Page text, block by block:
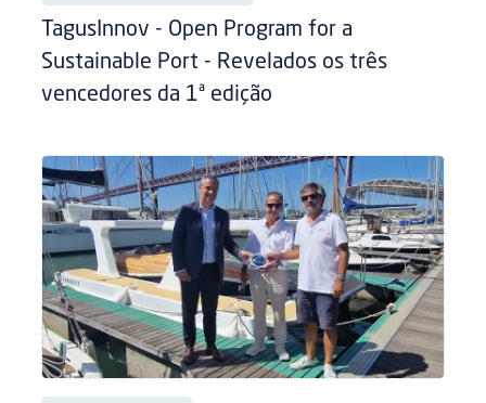
TagusInnov - Open Program for a
Sustainable Port - Revelados os três
vencedores da 1ª edição